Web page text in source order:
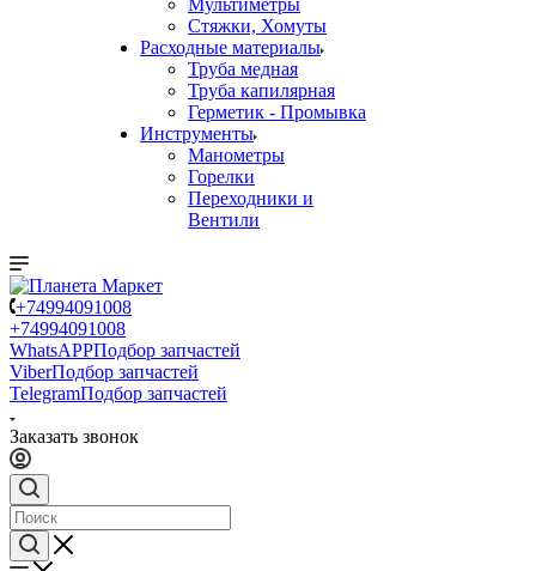
Мультиметры
Стяжки, Хомуты
Расходные материалы
Труба медная
Труба капилярная
Герметик - Промывка
Инструменты
Манометры
Горелки
Переходники и
Вентили
+74994091008
+74994091008
WhatsAPPПодбор запчастей
ViberПодбор запчастей
TelegramПодбор запчастей
Заказать звонок